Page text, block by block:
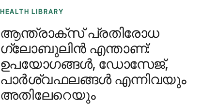
HEALTH LIBRARY
ആന്ത്രാക്സ് പ്രതിരോധ
ഗ്ലോബുലിൻ എന്താണ്:
ഉപയോഗങ്ങൾ, ഡോസേജ്,
പാർശ്വഫലങ്ങൾ എന്നിവയും
അതിലേറെയും